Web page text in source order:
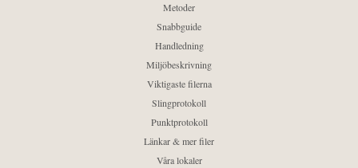
Metoder
Snabbguide
Handledning
Miljöbeskrivning
Viktigaste filerna
Slingprotokoll
Punktprotokoll
Länkar & mer filer
Våra lokaler